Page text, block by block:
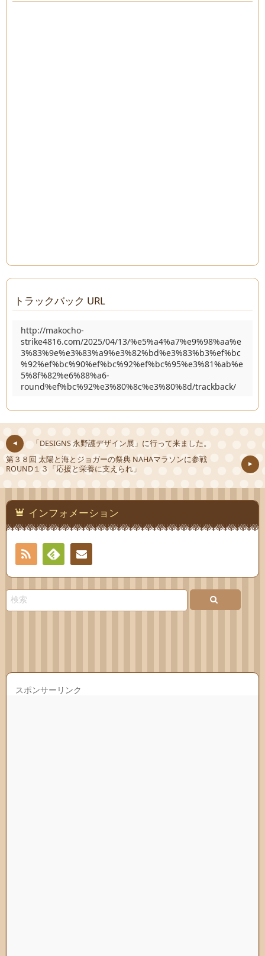
トラックバック URL
http://makocho-
strike4816.com/2025/04/13/%e5%a4%a7%e9%98%aa%e
3%83%9e%e3%83%a9%e3%82%bd%e3%83%b3%ef%bc
%92%ef%bc%90%ef%bc%92%ef%bc%95%e3%81%ab%e
5%8f%82%e6%88%a6-
round%ef%bc%92%e3%80%8c%e3%80%8d/trackback/
「DESIGNS 永野護デザイン展」に行って来ました。
第３８回 太陽と海とジョガーの祭典 NAHAマラソンに参戦
ROUND１３「応援と栄養に支えられ」
インフォメーション
RSS
Feedly連絡
スポンサーリンク